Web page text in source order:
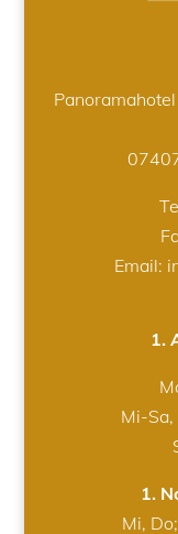
Email:
1.
Mi-
1.
Mi,